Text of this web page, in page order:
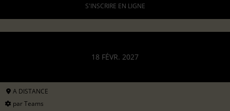
S'INSCRIRE EN LIGNE
18 FÉVR. 2027
A DISTANCE
par Teams